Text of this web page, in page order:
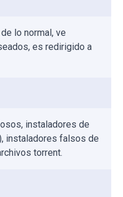
lo normal, ve
es redirigido a
instaladores de
instaladores falsos de
torrent.